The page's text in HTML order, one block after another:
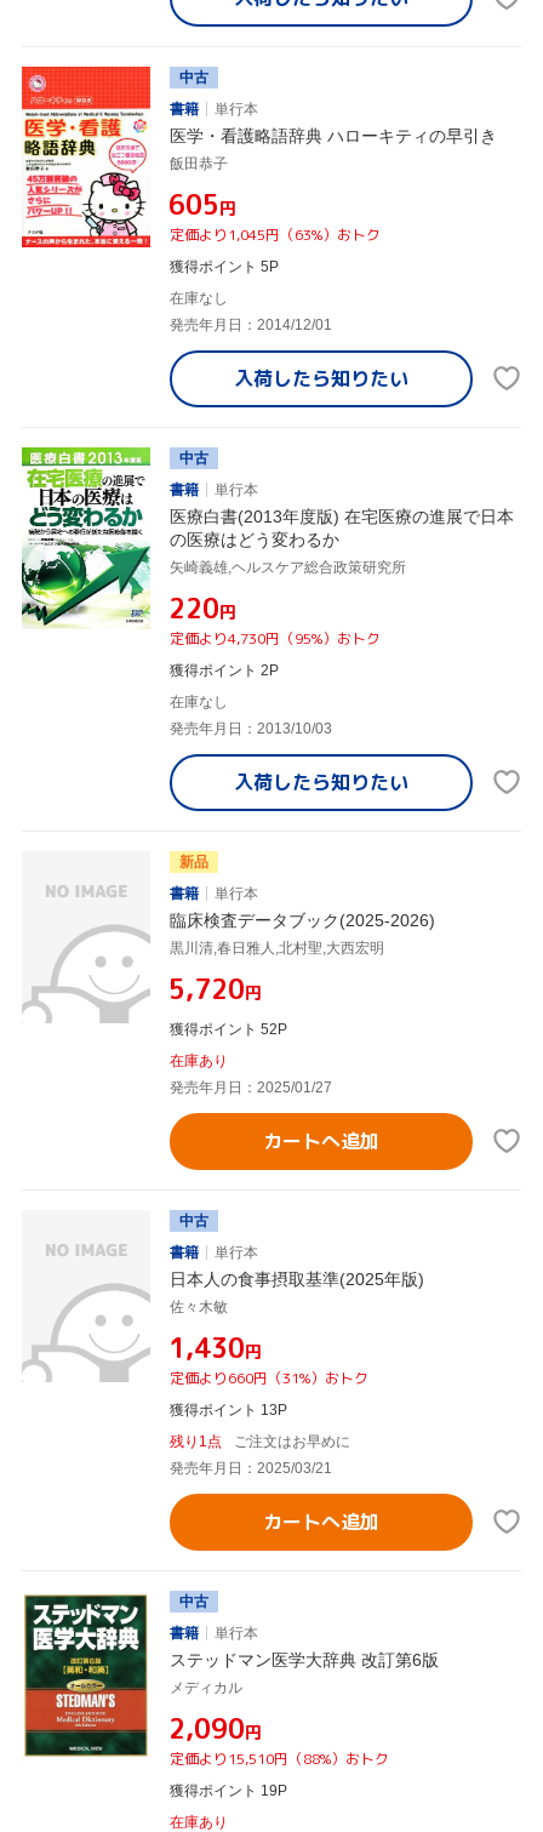
中古
書籍
単行本
医学・看護略語辞典 ハローキティの早引き
飯田恭子
¥605円
定価より1,045円（63%）おトク
獲得ポイント 5P
在庫なし
発売年月日：2014/12/01
入荷したら知りたい
中古
書籍
単行本
医療白書(2013年度版) 在宅医療の進展で日本
の医療はどう変わるか
矢崎義雄,ヘルスケア総合政策研究所
¥220円
定価より4,730円（95%）おトク
獲得ポイント 2P
在庫なし
発売年月日：2013/10/03
入荷したら知りたい
新品
書籍
単行本
臨床検査データブック(2025-2026)
黒川清,春日雅人,北村聖,大西宏明
¥5,720円
獲得ポイント 52P
在庫あり
発売年月日：2025/01/27
カートへ追加
中古
書籍
単行本
日本人の食事摂取基準(2025年版)
佐々木敏
¥1,430円
定価より660円（31%）おトク
獲得ポイント 13P
残り1点
ご注文はお早めに
発売年月日：2025/03/21
カートへ追加
中古
書籍
単行本
ステッドマン医学大辞典 改訂第6版
メディカル
¥2,090円
定価より15,510円（88%）おトク
獲得ポイント 19P
在庫あり